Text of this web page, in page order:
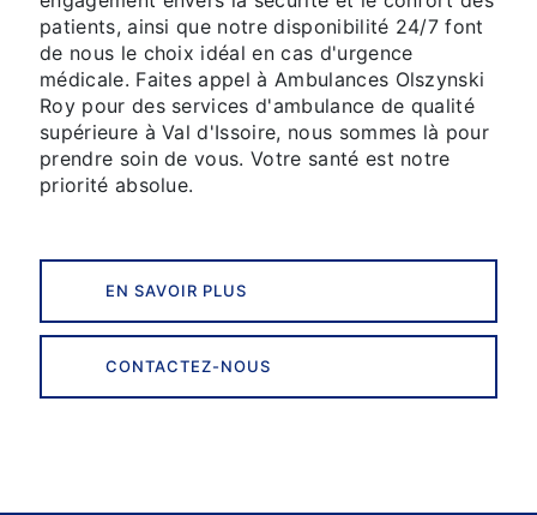
patients, ainsi que notre disponibilité 24/7 font
de nous le choix idéal en cas d'urgence
médicale. Faites appel à Ambulances Olszynski
Roy pour des services d'ambulance de qualité
supérieure à Val d'Issoire, nous sommes là pour
prendre soin de vous. Votre santé est notre
priorité absolue.
EN SAVOIR PLUS
CONTACTEZ-NOUS